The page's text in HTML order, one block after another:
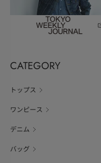
CATEGORY
トップス
ワンピース
デニム
バッグ